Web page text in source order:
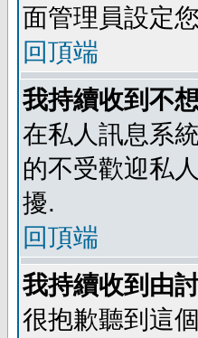
面管理員設定
回頂端
我持續收到不
在私人訊息系
的不受歡迎私
擾.
回頂端
我持續收到由
很抱歉聽到這